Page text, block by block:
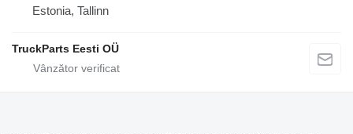
Estonia, Tallinn
TruckParts Eesti OÜ